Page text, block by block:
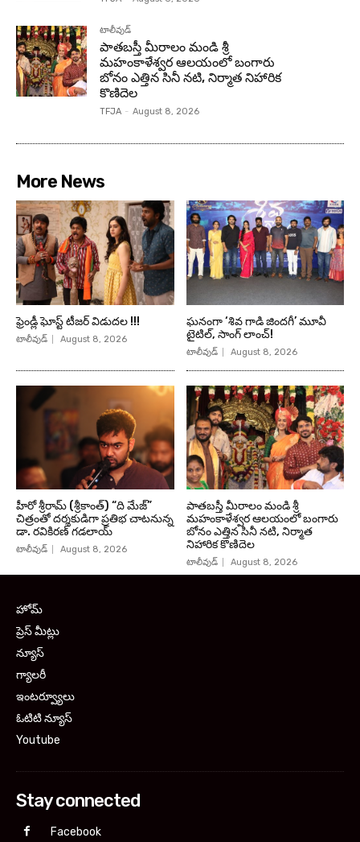
టాలీవుడ్
పాతబస్తీ మీరాలం మండి శ్రీ
మహంకాళేశ్వర ఆలయంలో బంగారు
బోనం ఎత్తిన సినీ నటి, నిర్మాత నిహారిక
కొణిదెల
TFJA - August 8, 2026
More News
ఫ్రెండ్లీ ఘోస్ట్ టీజర్ విడుదల !!!
టాలీవుడ్ August 8, 2026
ఘనంగా ‘శివ గాడి జింద‌గీ’ మూవీ
టైటిల్, సాంగ్ లాంచ్!
టాలీవుడ్ August 8, 2026
హీరో శ్రీరామ్ (శ్రీకాంత్) “ది మేజ్”
చిత్రంతో దర్శకుడిగా ప్రతిభ చాటనున్న
డా. రవికిరణ్ గడలాయ్
టాలీవుడ్ August 8, 2026
పాతబస్తీ మీరాలం మండి శ్రీ
మహంకాళేశ్వర ఆలయంలో బంగారు
బోనం ఎత్తిన సినీ నటి, నిర్మాత
నిహారిక కొణిదెల
టాలీవుడ్ August 8, 2026
హోమ్
ప్రెస్ మీట్లు
న్యూస్
గ్యాలరీ
ఇంటర్వ్యూలు
ఓటిటి న్యూస్
Youtube
Stay connected
Facebook